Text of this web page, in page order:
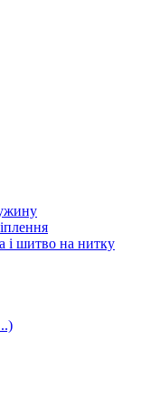
і шитво на нитку